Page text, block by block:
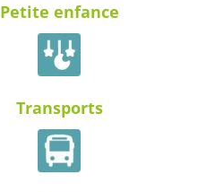
Petite enfance
Transports